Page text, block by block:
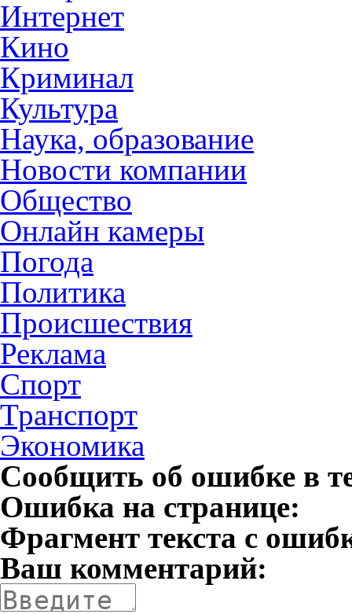
Интернет
Кино
Криминал
Культура
Наука, образование
Новости компании
Общество
Онлайн камеры
Погода
Политика
Происшествия
Реклама
Спорт
Транспорт
Экономика
Сообщить об ошибке в
Ошибка на странице:
Фрагмент текста с
Ваш комментарий: